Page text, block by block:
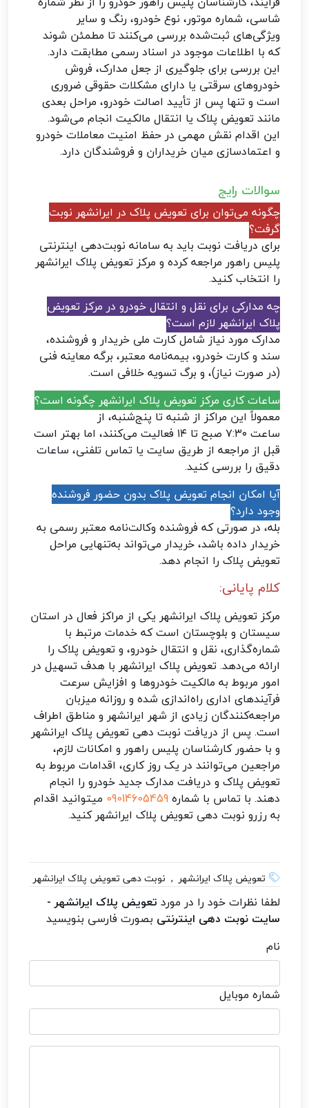
شاسی، شماره موتور، نوع خودرو، رنگ و سایر
ویژگی‌های ثبت‌شده بررسی می‌کنند تا مطمئن شوند
که با اطلاعات موجود در اسناد رسمی مطابقت دارد.
این بررسی برای جلوگیری از جعل مدارک، فروش
خودروهای سرقتی یا دارای مشکلات حقوقی ضروری
است و تنها پس از تأیید اصالت خودرو، مراحل بعدی
مانند تعویض پلاک یا انتقال مالکیت انجام می‌شود.
این اقدام نقش مهمی در حفظ امنیت معاملات خودرو
و اعتمادسازی میان خریداران و فروشندگان دارد.
سوالات رایج
چگونه می‌توان برای تعویض پلاک در ایرانشهر نوبت
گرفت؟
برای دریافت نوبت باید به سامانه نوبت‌دهی اینترنتی
پلیس راهور مراجعه کرده و مرکز تعویض پلاک ایرانشهر
را انتخاب کنید.
چه مدارکی برای نقل و انتقال خودرو در مرکز تعویض
پلاک ایرانشهر لازم است؟
مدارک مورد نیاز شامل کارت ملی خریدار و فروشنده،
سند و کارت خودرو، بیمه‌نامه معتبر، برگه معاینه فنی
(در صورت نیاز)، و برگ تسویه خلافی است.
ساعات کاری مرکز تعویض پلاک ایرانشهر چگونه است؟
معمولاً این مراکز از شنبه تا پنج‌شنبه، از
ساعت ۷:۳۰ صبح تا ۱۴ فعالیت می‌کنند، اما بهتر است
قبل از مراجعه از طریق سایت یا تماس تلفنی، ساعات
دقیق را بررسی کنید.
آیا امکان انجام تعویض پلاک بدون حضور فروشنده
وجود دارد؟
بله، در صورتی که فروشنده وکالت‌نامه معتبر رسمی به
خریدار داده باشد، خریدار می‌تواند به‌تنهایی مراحل
تعویض پلاک را انجام دهد.
کلام پایانی:
مرکز تعویض پلاک ایرانشهر یکی از مراکز فعال در استان
سیستان و بلوچستان است که خدمات مرتبط با
شماره‌گذاری، نقل و انتقال خودرو، و تعویض پلاک را
ارائه می‌دهد. تعویض پلاک ایرانشهر با هدف تسهیل در
امور مربوط به مالکیت خودروها و افزایش سرعت
فرآیندهای اداری راه‌اندازی شده و روزانه میزبان
مراجعه‌کنندگان زیادی از شهر ایرانشهر و مناطق اطراف
است. پس از دریافت نوبت دهی تعویض پلاک ایرانشهر
و با حضور کارشناسان پلیس راهور و امکانات لازم،
مراجعین می‌توانند در یک روز کاری، اقدامات مربوط به
تعویض پلاک و دریافت مدارک جدید خودرو را انجام
دهند. با تماس با شماره09014605459 میتوانید اقدام
به رزرو نوبت دهی تعویض پلاک ایرانشهر کنید.
تعویض پلاک ایرانشهر , نوبت دهی تعویض پلاک ایرانشهر
لطفا نظرات خود را در مورد تعویض پلاک ایرانشهر -
سایت نوبت دهی اینترنتی بصورت فارسی بنویسید
نام
شماره موبایل